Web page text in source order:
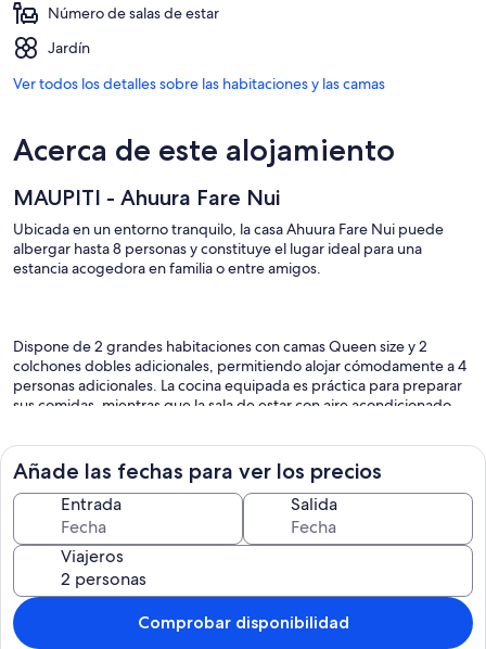
Número de salas de estar
Jardín
Ver todos los detalles sobre las habitaciones y las camas
Acerca de este alojamiento
MAUPITI - Ahuura Fare Nui
Ubicada en un entorno tranquilo, la casa Ahuura Fare Nui puede
albergar hasta 8 personas y constituye el lugar ideal para una
estancia acogedora en familia o entre amigos.
Dispone de 2 grandes habitaciones con camas Queen size y 2
colchones dobles adicionales, permitiendo alojar cómodamente a 4
personas adicionales. La cocina equipada es práctica para preparar
sus comidas, mientras que la sala de estar con aire acondicionado
en las habitaciones garantizan noches agradables. En el exterior, una
terraza acogedora invita a compartir una comida o a disfrutar de la
suavidad de las noches polinesias.
Para hacer su estancia aún más agradable:
Necesario para preparar el desayuno a disposición.
Añade las fechas para ver los precios
Entrada Salida
Viajeros
Comprobar disponibilidad